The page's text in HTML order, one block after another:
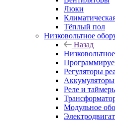
Люки
Тёплый пол
Низковольтное
Назад
Регуляторы
Аккумуляторы
Реле и
Модульное